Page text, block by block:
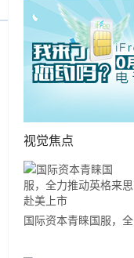
视觉焦点
国际资本青睐国服，全